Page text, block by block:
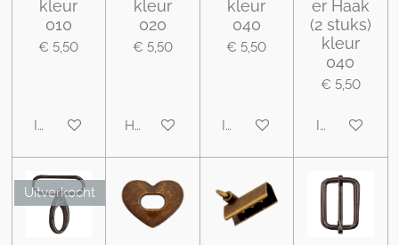
kleur
010
€ 5,50
In winkelwagen
kleur
020
€ 5,50
Houd mij op de hoogte
kleur
040
€ 5,50
In winkelwagen
er Haak
(2 stuks)
kleur
040
€ 5,50
In
Uitverkocht